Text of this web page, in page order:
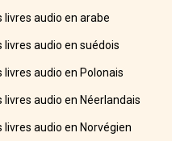
audio en arabe
audio en suédois
audio en Polonais
audio en Néerlandais
audio en Norvégien